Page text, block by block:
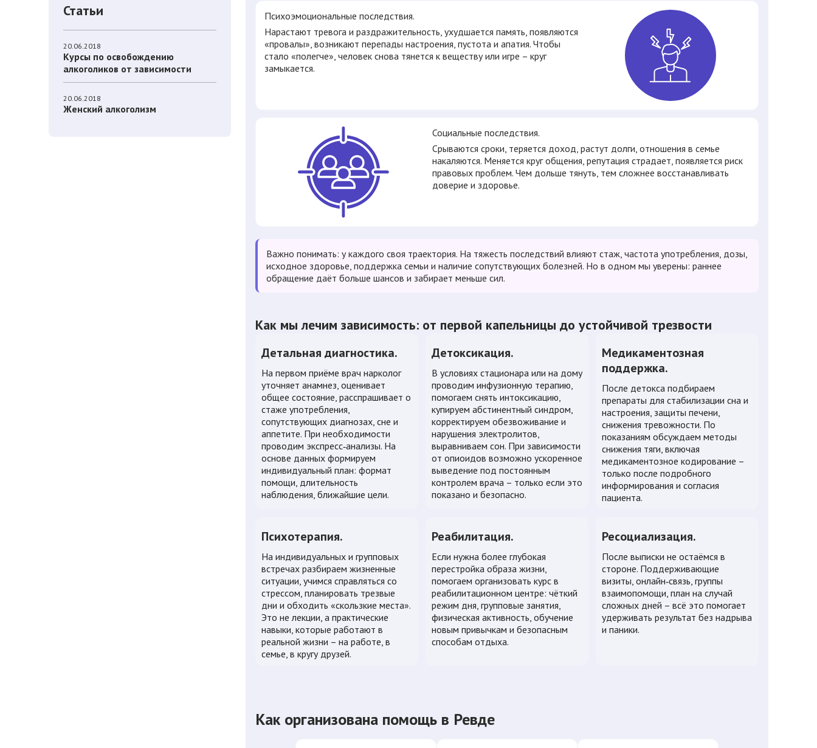
Статьи
20.06.2018
Курсы по освобождению
алкоголиков от зависимости
20.06.2018
Женский алкоголизм
Психоэмоциональные последствия.
Нарастают тревога и раздражительность, ухудшается память, появляются
«провалы», возникают перепады настроения, пустота и апатия. Чтобы
стало «полегче», человек снова тянется к веществу или игре – круг
замыкается.
Социальные последствия.
Срываются сроки, теряется доход, растут долги, отношения в семье
накаляются. Меняется круг общения, репутация страдает, появляется риск
правовых проблем. Чем дольше тянуть, тем сложнее восстанавливать
доверие и здоровье.
Важно понимать: у каждого своя траектория. На тяжесть последствий влияют стаж, частота употребления, дозы,
исходное здоровье, поддержка семьи и наличие сопутствующих болезней. Но в одном мы уверены: раннее
обращение даёт больше шансов и забирает меньше сил.
Как мы лечим зависимость: от первой капельницы до устойчивой трезвости
Детальная диагностика.
На первом приёме врач нарколог
уточняет анамнез, оценивает
общее состояние, расспрашивает о
стаже употребления,
сопутствующих диагнозах, сне и
аппетите. При необходимости
проводим экспресс‑анализы. На
основе данных формируем
индивидуальный план: формат
помощи, длительность
наблюдения, ближайшие цели.
Детоксикация.
В условиях стационара или на дому
проводим инфузионную терапию,
помогаем снять интоксикацию,
купируем абстинентный синдром,
корректируем обезвоживание и
нарушения электролитов,
выравниваем сон. При зависимости
от опиоидов возможно ускоренное
выведение под постоянным
контролем врача – только если это
показано и безопасно.
Медикаментозная
поддержка.
После детокса подбираем
препараты для стабилизации сна и
настроения, защиты печени,
снижения тревожности. По
показаниям обсуждаем методы
снижения тяги, включая
медикаментозное кодирование –
только после подробного
информирования и согласия
пациента.
Психотерапия.
На индивидуальных и групповых
встречах разбираем жизненные
ситуации, учимся справляться со
стрессом, планировать трезвые
дни и обходить «скользкие места».
Это не лекции, а практические
навыки, которые работают в
реальной жизни – на работе, в
семье, в кругу друзей.
Реабилитация.
Если нужна более глубокая
перестройка образа жизни,
помогаем организовать курс в
реабилитационном центре: чёткий
режим дня, групповые занятия,
физическая активность, обучение
новым привычкам и безопасным
способам отдыха.
Ресоциализация.
После выписки не остаёмся в
стороне. Поддерживающие
визиты, онлайн‑связь, группы
взаимопомощи, план на случай
сложных дней – всё это помогает
удерживать результат без надрыва
и паники.
Как организована помощь в Ревде